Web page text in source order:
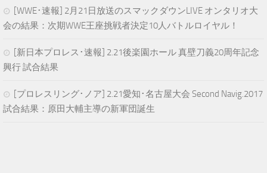
[WWE･速報] 2月21日放送のスマックダウンLIVE オンタリオ大
会の結果：次期WWE王座挑戦者決定10人バトルロイヤル！
[新日本プロレス･速報] 2.21後楽園ホール 真壁刀義20周年記念
興行 試合結果
[プロレスリング･ノア] 2.21愛知･名古屋大会 Second Navig.2017
試合結果：原田大輔主導の新軍団誕生